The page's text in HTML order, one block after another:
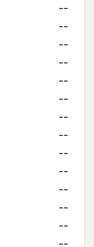
--
--
--
--
--
--
--
--
--
--
--
--
--
--